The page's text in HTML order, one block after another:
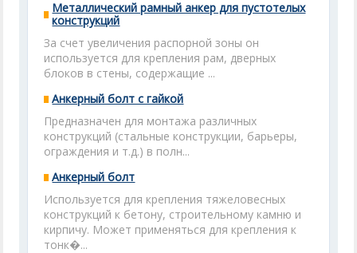
Металлический рамный анкер для пустотелых
конструкций
За счет увеличения распорной зоны он
используется для крепления рам, дверных
блоков в стены, содержащие ...
Анкерный болт с гайкой
Предназначен для монтажа различных
конструкций (стальные конструкции, барьеры,
ограждения и т.д.) в полн...
Анкерный болт
Используется для крепления тяжеловесных
конструкций к бетону, строительному камню и
кирпичу. Может применяться для крепления к
тонк�...